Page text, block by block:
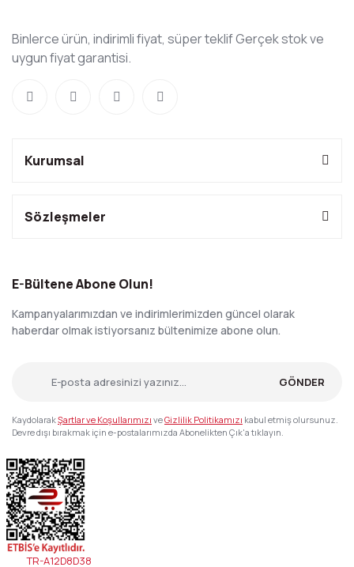
Binlerce ürün, indirimli fiyat, süper teklif Gerçek stok ve
uygun fiyat garantisi.
Kurumsal
Sözleşmeler
E-Bültene Abone Olun!
Kampanyalarımızdan ve indirimlerimizden güncel olarak
haberdar olmak istiyorsanız bültenimize abone olun.
GÖNDER
KaydolarakŞartlar ve Koşullarımızı veGizlilik Politikamızı kabul etmiş olursunuz.
Devre dışı bırakmak için e-postalarımızda Abonelikten Çık'a tıklayın.
TR-A12D8D38